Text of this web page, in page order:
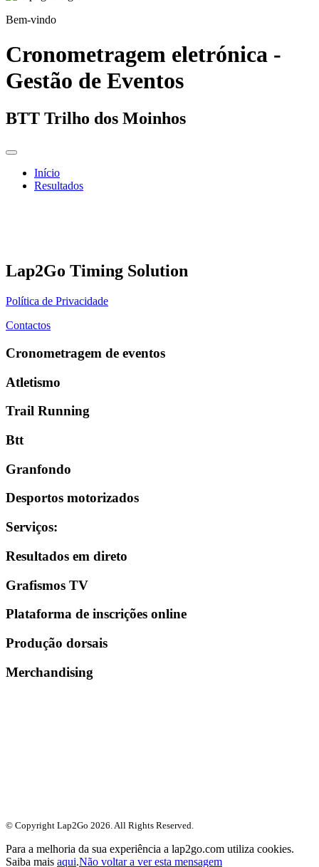
Bem-vindo
Cronometragem eletrónica -
Gestão de Eventos
BTT Trilho dos Moinhos
Início
Resultados
Lap2Go Timing Solution
Política de Privacidade
Contactos
Cronometragem de eventos
Atletismo
Trail Running
Btt
Granfondo
Desportos motorizados
Serviços:
Resultados em direto
Grafismos TV
Plataforma de inscrições online
Produção dorsais
Merchandising
© Copyright Lap2Go 2026. All Rights Reserved.
Para a melhoria da sua experiência a lap2go.com utiliza cookies.
Saiba mais aqui.Não voltar a ver esta mensagem